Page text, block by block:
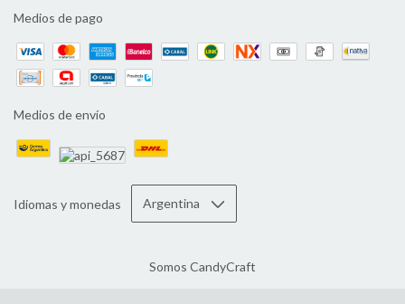
Medios de pago
Medios de envío
Idiomas y monedas
Somos CandyCraft